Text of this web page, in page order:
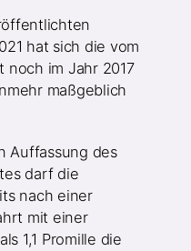
hat sich die vom
noch im Jahr 2017
maßgeblich
Auffassung des
darf die
nach einer
mit einer
1,1 Promille die